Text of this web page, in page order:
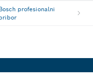
profesionalni